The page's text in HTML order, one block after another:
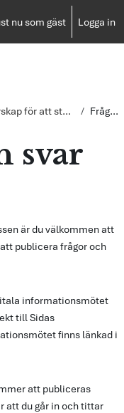
nu som gäst Logga in
Partnerskap för att stärka civila samhället i Ukraina Frågor och svar
svar
är du välkommen att
publicera frågor och
informationsmötet
till Sidas
finns länkad i
att publiceras
att du går in och tittar